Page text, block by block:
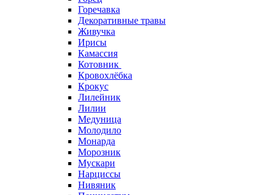
Горечавка
Декоративные травы
Живучка
Ирисы
Камассия
Котовник
Кровохлёбка
Крокус
Лилейник
Лилии
Медуница
Молодило
Монарда
Морозник
Мускари
Нарциссы
Нивяник